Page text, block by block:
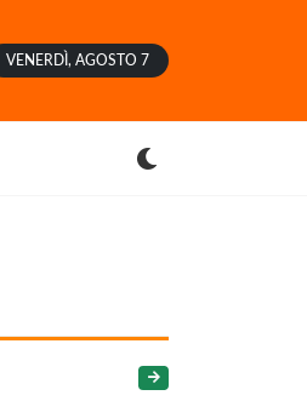
VENERDÌ, AGOSTO 7